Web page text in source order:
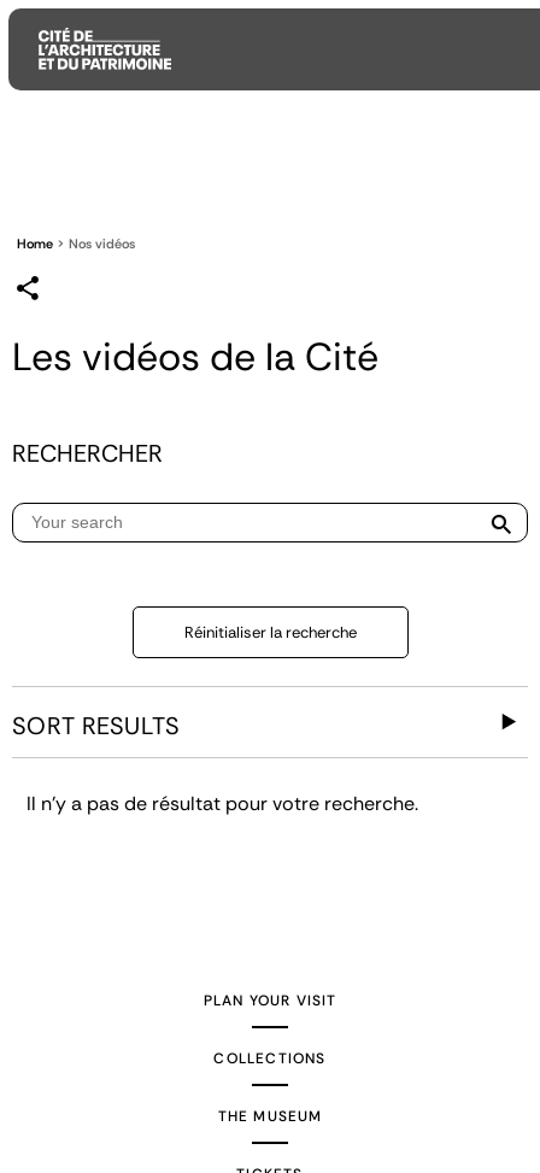
principal
principal
recherche
Home Nos vidéos
Les vidéos de la Cité
RECHERCHER
Réinitialiser la recherche
SORT RESULTS
Il n'y a pas de résultat pour votre recherche.
PLAN YOUR VISIT
COLLECTIONS
THE MUSEUM